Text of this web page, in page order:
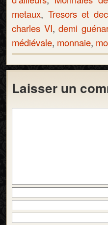
metaux, Tresors et
charles VI,demi guénar
médiévale, monnaie,
Laisser un